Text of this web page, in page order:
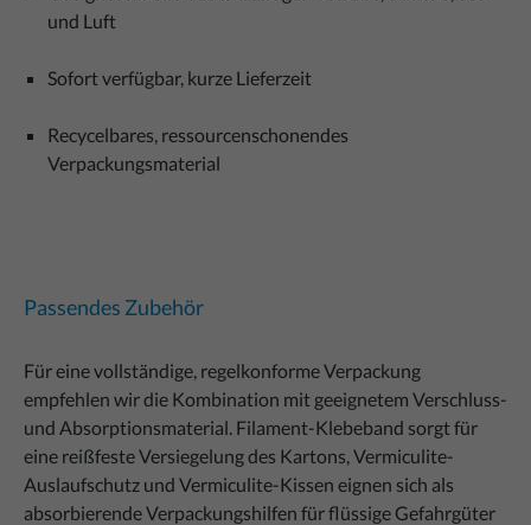
und Luft
Sofort verfügbar, kurze Lieferzeit
Recycelbares, ressourcenschonendes
Verpackungsmaterial
Passendes Zubehör
Für eine vollständige, regelkonforme Verpackung
empfehlen wir die Kombination mit geeignetem Verschluss-
und Absorptionsmaterial. Filament-Klebeband sorgt für
eine reißfeste Versiegelung des Kartons, Vermiculite-
Auslaufschutz und Vermiculite-Kissen eignen sich als
absorbierende Verpackungshilfen für flüssige Gefahrgüter